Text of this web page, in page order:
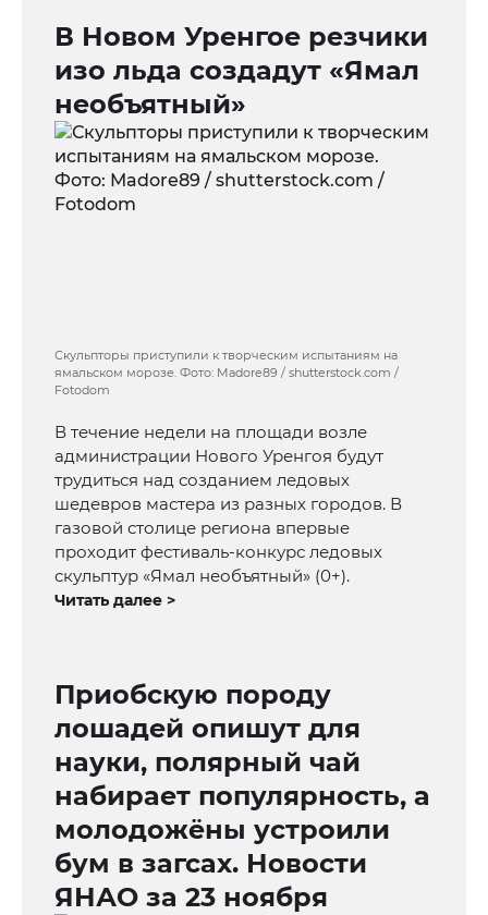
В Новом Уренгое резчики
изо льда создадут «Ямал
необъятный»
Скульпторы приступили к творческим испытаниям на
ямальском морозе. Фото: Madore89 / shutterstock.com /
Fotodom
В течение недели на площади возле
администрации Нового Уренгоя будут
трудиться над созданием ледовых
шедевров мастера из разных городов. В
газовой столице региона впервые
проходит фестиваль-конкурс ледовых
скульптур «Ямал необъятный» (0+).
Читать далее >
Приобскую породу
лошадей опишут для
науки, полярный чай
набирает популярность, а
молодожёны устроили
бум в загсах. Новости
ЯНАО за 23 ноября